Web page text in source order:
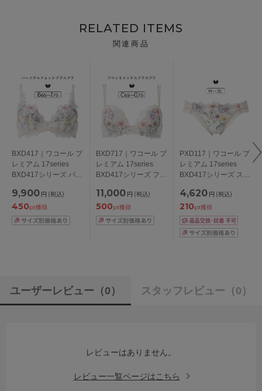
RELATED ITEMS
関連商品
BXD417｜ワコール プ
レミアム 17series
BXD417シリーズ パー
ブラ ブラジャー単品
BCDEFGHIカップ ア
ンダー
65/70/75/80/85cm
9,900 円 (税込)
450pt獲得
BXD717｜ワコール プ
レミアム 17series
BXD417シリーズ フロ
ラ ブラジャー単品
CDEFGカップ アンダ
ー65/70/75cm
11,000 円 (税込)
500pt獲得
PXD117｜ワコール プ
レミアム 17series
BXD417シリーズ スタ
M/L/LL/3L
4,620 円 (税込)
210pt獲得
ユーザーレビュー （0） スタッフレビュー （0）
レビューはありません。
レビュー一覧ページはこちら